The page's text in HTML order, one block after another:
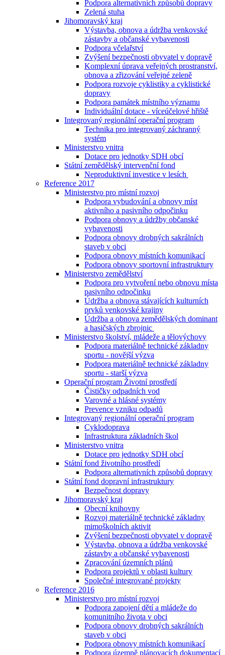
Podpora alternativních způsobů dopravy
Zelená stuha
Jihomoravský kraj
Výstavba, obnova a údržba venkovské
zástavby a občanské vybavenosti
Podpora včelařství
Zvýšení bezpečnosti obyvatel v dopravě
Komplexní úprava veřejných prostranství,
obnova a zřizování veřejné zeleně
Podpora rozvoje cyklistiky a cyklistické
dopravy
Podpora památek místního významu
Individuální dotace - víceúčelové hřiště
Integrovaný regionální operační program
Technika pro integrovaný záchranný
systém
Ministerstvo vnitra
Dotace pro jednotky SDH obcí
Státní zemědělský intervenční fond
Neproduktivní investice v lesích
Reference 2017
Ministerstvo pro místní rozvoj
Podpora vybudování a obnovy míst
aktivního a pasivního odpočinku
Podpora obnovy a údržby občanské
vybavenosti
Podpora obnovy drobných sakrálních
staveb v obci
Podpora obnovy místních komunikací
Podpora obnovy sportovní infrastruktury
Ministerstvo zemědělství
Podpora pro vytvoření nebo obnovu místa
pasivního odpočinku
Údržba a obnova stávajících kulturních
prvků venkovské krajiny
Údržba a obnova zemědělských dominant
a hasičských zbrojnic
Ministerstvo školství, mládeže a tělovýchovy
Podpora materiálně technické základny
sportu - novější výzva
Podpora materiálně technické základny
sportu - starší výzva
Operační program Životní prostředí
Čističky odpadních vod
Varovné a hlásné systémy
Prevence vzniku odpadů
Integrovaný regionální operační program
Cyklodoprava
Infrastruktura základních škol
Ministerstvo vnitra
Dotace pro jednotky SDH obcí
Státní fond životního prostředí
Podpora alternativních způsobů dopravy
Státní fond dopravní infrastruktury
Bezpečnost dopravy
Jihomoravský kraj
Obecní knihovny
Rozvoj materiálně technické základny
mimoškolních aktivit
Zvýšení bezpečnosti obyvatel v dopravě
Výstavba, obnova a údržba venkovské
zástavby a občanské vybavenosti
Zpracování územních plánů
Podpora projektů v oblasti kultury
Společné integrované projekty
Reference 2016
Ministerstvo pro místní rozvoj
Podpora zapojení dětí a mládeže do
komunitního života v obci
Podpora obnovy drobných sakrálních
staveb v obci
Podpora obnovy místních komunikací
Podpora územně plánovacích dokumentací